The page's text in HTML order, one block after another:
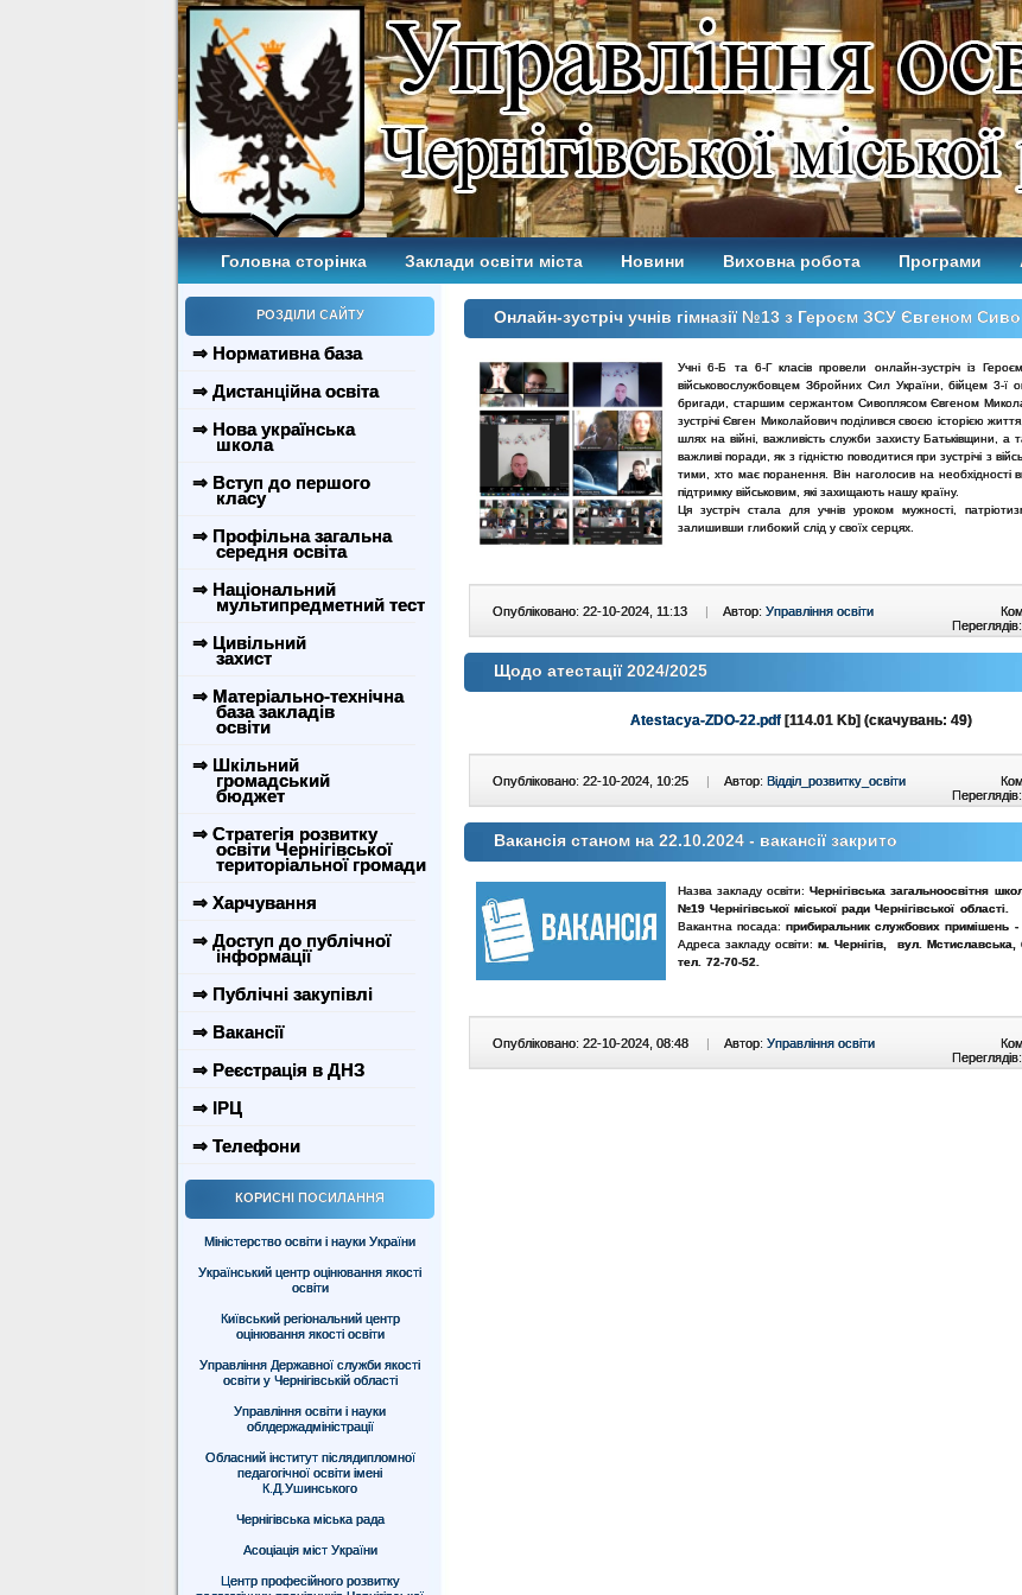
Головна сторінка Заклади освіти міста Новини Виховна робота Програми
РОЗДІЛИ САЙТУ
⇒ Нормативна база
⇒ Дистанційна освіта
⇒ Нова українська
школа
⇒ Вступ до першого
класу
⇒ Профільна загальна
середня освіта
⇒ Національний
мультипредметний тест
⇒ Цивільний
захист
⇒ Матеріально-технічна
база закладів
освіти
⇒ Шкільний
громадський
бюджет
⇒ Стратегія розвитку
освіти Чернігівської
територіальної громади
⇒ Харчування
⇒ Доступ до публічної
інформації
⇒ Публічні закупівлі
⇒ Вакансії
⇒ Реєстрація в ДНЗ
⇒ ІРЦ
⇒ Телефони
КОРИСНІ ПОСИЛАННЯ
Міністерство освіти і науки України
Український центр оцінювання якості
освіти
Київський регіональний центр
оцінювання якості освіти
Управління Державної служби якості
освіти у Чернігівській області
Управління освіти і науки
облдержадміністрації
Обласний інститут післядипломної
педагогічної освіти імені
К.Д.Ушинського
Чернігівська міська рада
Асоціація міст України
Центр професійного розвитку
Онлайн-зустріч учнів гімназії №13 з Героєм ЗСУ Євгеном
Учні 6-Б та 6-Г класів провели онлайн-зустріч із
військовослужбовцем Збройних Сил України, бійцем 3-ї
бригади, старшим сержантом Сивоплясом Євгеном
зустрічі Євген Миколайович поділився своєю історією
шлях на війні, важливість служби захисту Батьківщини, а
важливі поради, як з гідністю поводитися при зустрічі з
тими, хто має поранення. Він наголосив на необхідності
підтримку військовим, які захищають нашу країну.
Ця зустріч стала для учнів уроком мужності,
залишивши глибокий слід у своїх серцях.
Опубліковано: 22-10-2024, 11:13 | Автор: Управління освіти
Переглядів:
Щодо атестації 2024/2025
Atestacya-ZDO-22.pdf[114.01 Kb] (cкачувань: 49)
Опубліковано: 22-10-2024, 10:25 | Автор: Відділ_розвитку_освіти
Переглядів:
Вакансія станом на 22.10.2024 - вакансії закрито
Назва закладу освіти:Чернігівська загальноосвітня
№19 Чернігівської міської ради Чернігівської області.
Вакантна посада: прибиральник службових примішень -
Адреса закладу освіти: м. Чернігів, вул. Мстиславська,
тел. 72-70-52.
Опубліковано: 22-10-2024, 08:48 | Автор: Управління освіти
Переглядів: